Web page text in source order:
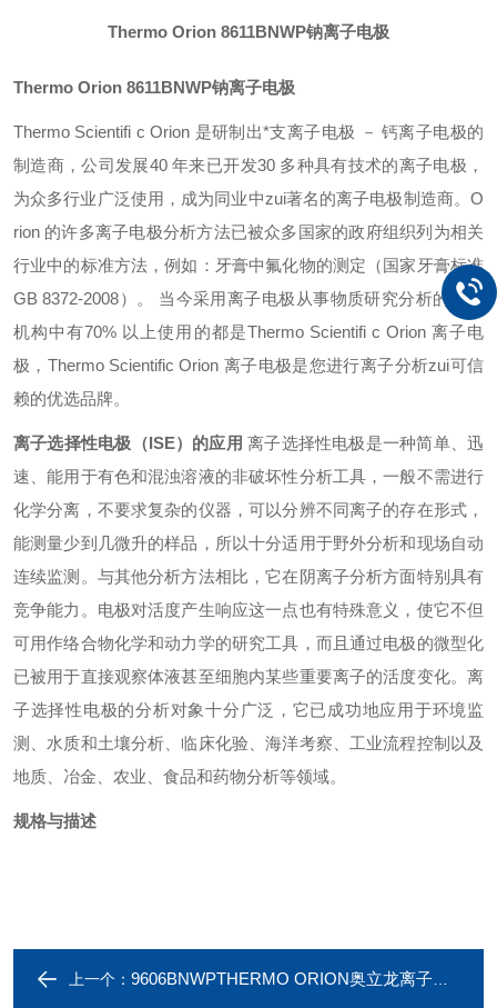
Thermo Orion 8611BNWP钠离子电极
Thermo Orion 8611BNWP钠离子电极
Thermo Scientifi c Orion 是研制出*支离子电极 － 钙离子电极的
制造商，公司发展40 年来已开发30 多种具有技术的离子电极，
为众多行业广泛使用，成为同业中zui著名的离子电极制造商。O
rion 的许多离子电极分析方法已被众多国家的政府组织列为相关
行业中的标准方法，例如：牙膏中氟化物的测定（国家牙膏标准
GB 8372-2008）。 当今采用离子电极从事物质研究分析的科研
机构中有70% 以上使用的都是Thermo Scientifi c Orion 离子电
极，Thermo Scientific Orion 离子电极是您进行离子分析zui可信
赖的优选品牌。
离子选择性电极（ISE）的应用 离子选择性电极是一种简单、迅
速、能用于有色和混浊溶液的非破坏性分析工具，一般不需进行
化学分离，不要求复杂的仪器，可以分辨不同离子的存在形式，
能测量少到几微升的样品，所以十分适用于野外分析和现场自动
连续监测。与其他分析方法相比，它在阴离子分析方面特别具有
竞争能力。电极对活度产生响应这一点也有特殊意义，使它不但
可用作络合物化学和动力学的研究工具，而且通过电极的微型化
已被用于直接观察体液甚至细胞内某些重要离子的活度变化。离
子选择性电极的分析对象十分广泛，它已成功地应用于环境监
测、水质和土壤分析、临床化验、海洋考察、工业流程控制以及
地质、冶金、农业、食品和药物分析等领域。
规格与描述
上一个： 9606BNWPTHERMO ORION奥立龙离子选择性电极